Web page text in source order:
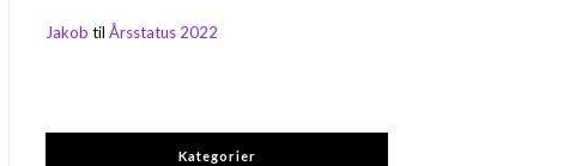
Jakob tilÅrsstatus 2022
Kategorier